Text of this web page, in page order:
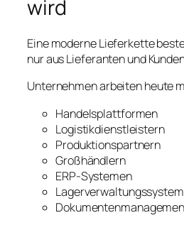
wird
Eine moderne Lieferkette
nur aus Lieferanten und
Unternehmen arbeiten heute
Handelsplattformen
Logistikdienstleistern
Produktionspartnern
Großhändlern
ERP-Systemen